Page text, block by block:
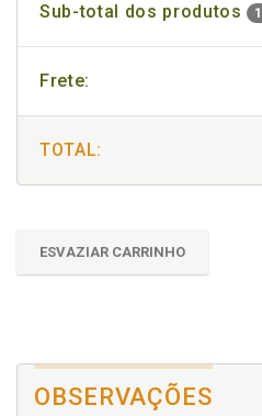
Sub-total dos produtos 1
Frete:
TOTAL:
ESVAZIAR CARRINHO
OBSERVAÇÕES